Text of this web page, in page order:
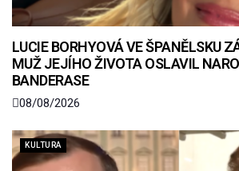
LUCIE BORHYOVÁ VE ŠPANĚLSKU
MUŽ JEJÍHO ŽIVOTA OSLAVIL
BANDERASE
08/08/2026
KULTURA